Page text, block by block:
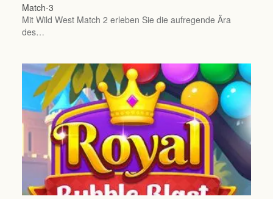
Match-3
Mit Wild West Match 2 erleben Sie die aufregende Ära
des…